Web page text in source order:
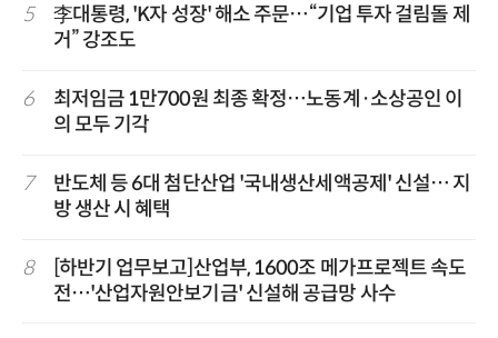
5
李대통령, 'K자 성장' 해소 주문…“기업 투자 걸림돌 제
거” 강조도
6
최저임금 1만700원 최종 확정…노동계·소상공인 이
의 모두 기각
7
반도체 등 6대 첨단산업 '국내생산세액공제' 신설… 지
방 생산 시 혜택
8
[하반기 업무보고]산업부, 1600조 메가프로젝트 속도
전…'산업자원안보기금' 신설해 공급망 사수